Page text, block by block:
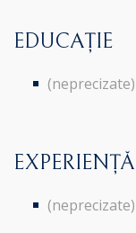
EDUCAȚIE
(neprecizate)
(neprecizate)